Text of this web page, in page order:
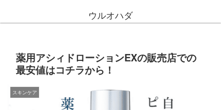
ウルオハダ
薬用アシィドローションEXの販売店での
最安値はコチラから！
スキンケア